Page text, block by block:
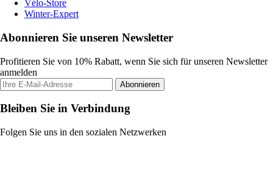
Vélo-Store
Winter-Expert
Abonnieren Sie unseren Newsletter
Profitieren Sie von 10% Rabatt, wenn Sie sich für unseren Newsletter
anmelden
Abonnieren
Bleiben Sie in Verbindung
Folgen Sie uns in den sozialen Netzwerken